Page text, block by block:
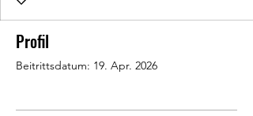
Profil
Beitrittsdatum: 19. Apr. 2026